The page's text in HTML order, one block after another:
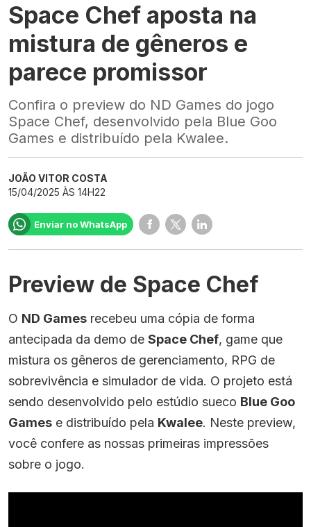
Space Chef aposta na
mistura de gêneros e
parece promissor
Confira o preview do ND Games do jogo
Space Chef, desenvolvido pela Blue Goo
Games e distribuído pela Kwalee.
JOÃO VITOR COSTA
15/04/2025 ÀS 14H22
Enviar no WhatsApp
Preview de Space Chef
O ND Games recebeu uma cópia de forma
antecipada da demo de Space Chef, game que
mistura os gêneros de gerenciamento, RPG de
sobrevivência e simulador de vida. O projeto está
sendo desenvolvido pelo estúdio sueco Blue Goo
Games e distribuído pela Kwalee. Neste preview,
você confere as nossas primeiras impressões
sobre o jogo.